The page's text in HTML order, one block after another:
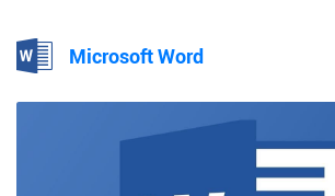
Microsoft Word